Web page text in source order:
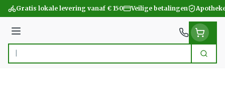
Ga naar de inhoud
Gratis lokale levering vanaf € 150 Veilige betalingen
Menu
Product, merk, categorie... Zoek